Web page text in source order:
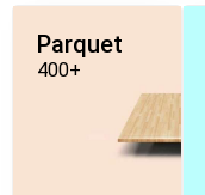
Parquet
400+